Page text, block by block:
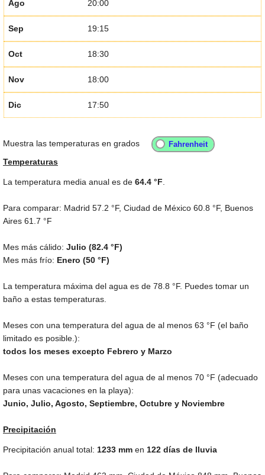
Ago 20:00
Sep 19:15
Oct 18:30
Nov 18:00
Dic 17:50
Muestra las temperaturas en grados
Temperaturas
La temperatura media anual es de 64.4 °F
Para comparar: Madrid 57.2 °F, Ciudad de México 60.8 °F, Buenos
Aires 61.7 °F
Mes más cálido: Julio (82.4 °F)
Mes más frío: Enero (50 °F)
La temperatura máxima del agua es de 78.8 °F. Puedes tomar un
baño a estas temperaturas.
Meses con una temperatura del agua de al menos 63 °F (el baño
limitado es posible.):
todos los meses excepto Febrero y Marzo
Meses con una temperatura del agua de al menos 70 °F (adecuado
para unas vacaciones en la playa):
Junio, Julio, Agosto, Septiembre, Octubre y Noviembre
Precipitación
Precipitación anual total: 1233 mm en 122 días de lluvia